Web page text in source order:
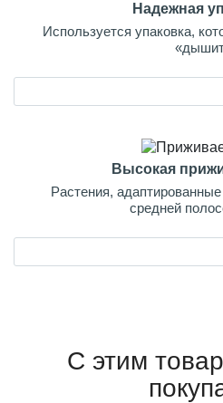
Надежная
Используется упаковка,
Высокая
Растения,
средней
С этим